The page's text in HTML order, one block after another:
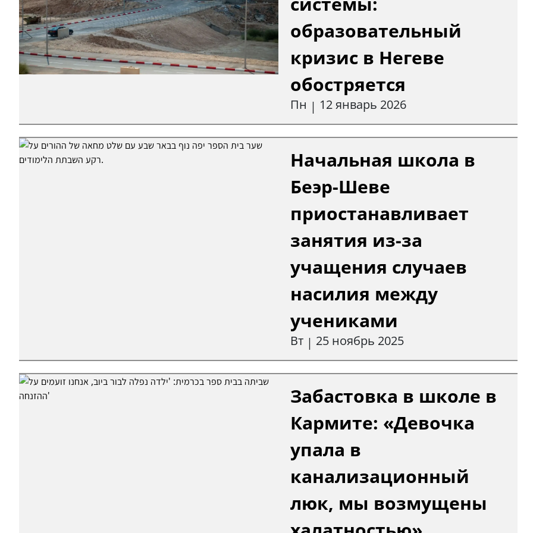
образовательный
кризис в Негеве
обостряется
Пн | 12 январь 2026
Начальная школа в
Беэр-Шеве
приостанавливает
занятия из-за
учащения случаев
насилия между
учениками
Вт| 25 ноябрь 2025
Забастовка в школе в
Кармите: «Девочка
упала в
канализационный
люк, мы возмущены